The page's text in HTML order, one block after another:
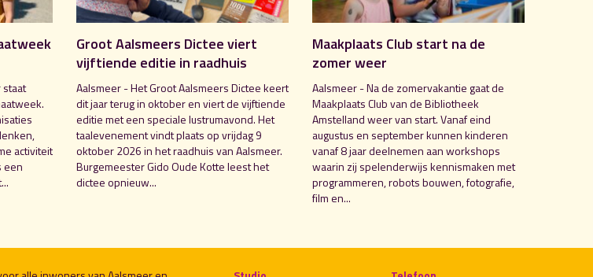
activiteit
een
Groot Aalsmeers Dictee viert
vijftiende editie in raadhuis
Aalsmeer - Het Groot Aalsmeers Dictee keert
dit jaar terug in oktober en viert de vijftiende
editie met een speciale lustrumavond. Het
taalevenement vindt plaats op vrijdag 9
oktober 2026 in het raadhuis van Aalsmeer.
Burgemeester Gido Oude Kotte leest het
dictee opnieuw...
Maakplaats Club start na de
zomer weer
Aalsmeer - Na de zomervakantie gaat de
Maakplaats Club van de Bibliotheek
Amstelland weer van start. Vanaf eind
augustus en september kunnen kinderen
vanaf 8 jaar deelnemen aan workshops
waarin zij spelenderwijs kennismaken met
programmeren, robots bouwen, fotografie,
film en...